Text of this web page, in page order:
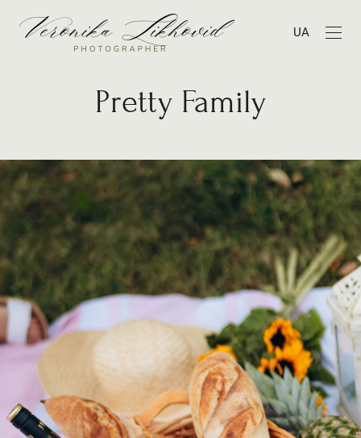
UA
Pretty Family